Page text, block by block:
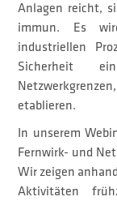
Anlagen reicht,
immun. Es
industriellen
Sicherheit
etablieren.
In unserem
Fernwirk- und
Wir zeigen
Aktivitäten